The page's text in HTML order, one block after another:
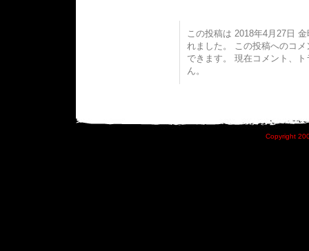
この投稿は 2018年4月27日
れました。 この投稿へのコ
できます。 現在コメント、
ん。
Copyright